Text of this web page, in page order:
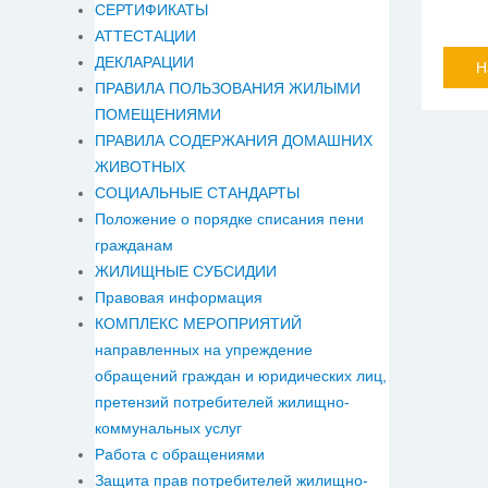
СЕРТИФИКАТЫ
АТТЕСТАЦИИ
ДЕКЛАРАЦИИ
ПРАВИЛА ПОЛЬЗОВАНИЯ ЖИЛЫМИ
ПОМЕЩЕНИЯМИ
ПРАВИЛА СОДЕРЖАНИЯ ДОМАШНИХ
ЖИВОТНЫХ
СОЦИАЛЬНЫЕ СТАНДАРТЫ
Положение о порядке списания пени
гражданам
ЖИЛИЩНЫЕ СУБСИДИИ
Правовая информация
КОМПЛЕКС МЕРОПРИЯТИЙ
направленных на упреждение
обращений граждан и юридических лиц,
претензий потребителей жилищно-
коммунальных услуг
Работа с обращениями
Защита прав потребителей жилищно-